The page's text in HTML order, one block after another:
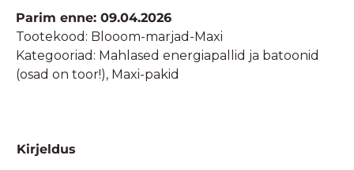
Parim enne: 09.04.2026
Tootekood: Blooom-marjad-Maxi
Kategooriad: Mahlased energiapallid ja batoonid
(osad on toor!), Maxi-pakid
Kirjeldus